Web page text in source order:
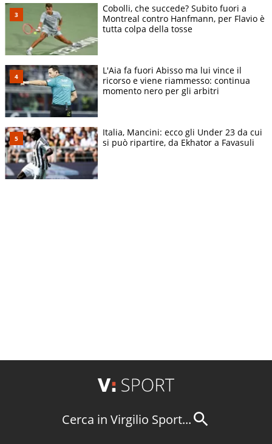
Cobolli, che succede? Subito fuori a
Montreal contro Hanfmann, per Flavio è
tutta colpa della tosse
L'Aia fa fuori Abisso ma lui vince il
ricorso e viene riammesso: continua
momento nero per gli arbitri
Italia, Mancini: ecco gli Under 23 da cui
si può ripartire, da Ekhator a Favasuli
Cerca in Virgilio Sport...